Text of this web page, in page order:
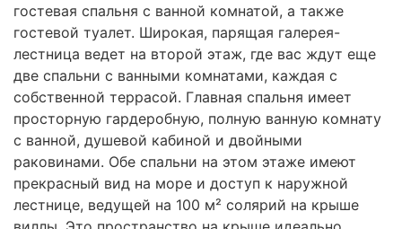
гостевая спальня с ванной комнатой, а также
гостевой туалет. Широкая, парящая галерея-
лестница ведет на второй этаж, где вас ждут еще
две спальни с ванными комнатами, каждая с
собственной террасой. Главная спальня имеет
просторную гардеробную, полную ванную комнату
с ванной, душевой кабиной и двойными
раковинами. Обе спальни на этом этаже имеют
прекрасный вид на море и доступ к наружной
лестнице, ведущей на 100 м² солярий на крыше